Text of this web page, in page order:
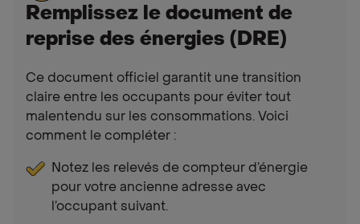
Remplissez le document de
reprise des énergies (DRE)
Ce document officiel garantit une transition
claire entre les occupants pour éviter tout
malentendu sur les consommations. Voici
comment le compléter :
Notez les relevés de compteur d’énergie
pour votre ancienne adresse avec
l’occupant suivant.